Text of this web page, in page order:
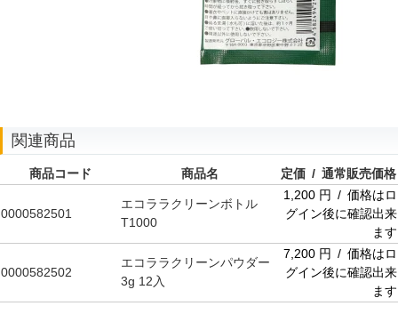
関連商品
商品コード 商品名 定価 / 通常販売価格
0000582501
エコララクリーンボトル
T1000
1,200 円 / 価格はロ
グイン後に確認出来
ます
0000582502
エコララクリーンパウダー
3g 12入
7,200 円 / 価格はロ
グイン後に確認出来
ます